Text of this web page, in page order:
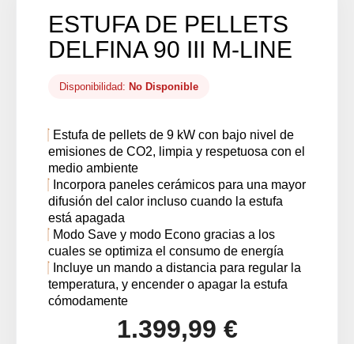
ESTUFA DE PELLETS
DELFINA 90 III M-LINE
Disponibilidad: No Disponible
Estufa de pellets de 9 kW con bajo nivel de
emisiones de CO2, limpia y respetuosa con el
medio ambiente
Incorpora paneles cerámicos para una mayor
difusión del calor incluso cuando la estufa
está apagada
Modo Save y modo Econo gracias a los
cuales se optimiza el consumo de energía
Incluye un mando a distancia para regular la
temperatura, y encender o apagar la estufa
cómodamente
1.399,99 €